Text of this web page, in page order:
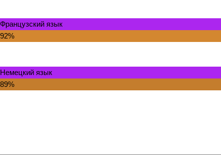
Французский язык
92%
Немецкий язык
89%